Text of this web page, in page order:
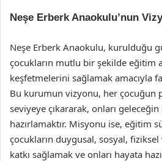
Neşe Erberk Anaokulu’nun
Neşe Erberk Anaokulu, kurulduğu
çocukların mutlu bir şekilde eğitim
keşfetmelerini sağlamak amacıyla
Bu kurumun vizyonu, her çocuğun
seviyeye çıkararak, onları
hazırlamaktır. Misyonu ise, eğitim
çocukların duygusal, sosyal,
katkı sağlamak ve onları hayata